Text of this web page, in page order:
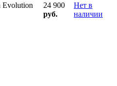
Evolution
24 900
руб.
Нет в
наличии